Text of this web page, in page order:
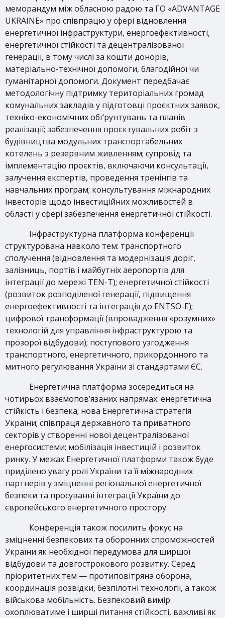
меморандум між обласною радою та ГО «ADVANTAGE
UKRAINE» про співпрацю у сфері відновлення
енергетичної інфраструктури, енергоефективності,
енергетичної стійкості та децентралізованої
генерації, в тому числі за кошти донорів,
матеріально-технічної допомоги, благодійної чи
гуманітарної допомоги. Документ передбачає
методологічну підтримку територіальних громад
комунальних закладів у підготовці проєктних заявок,
техніко-економічних обґрунтувань та планів
реалізації; забезпечення проєктувальних робіт з
будівництва модульних транспортабельних
котелень з резервним живленням; супровід та
імплементацію проєктів, включаючи консультації,
залучення експертів, проведення тренінгів та
навчальних програм; консультування міжнародних
інвесторів щодо інвестиційних можливостей в
області у сфері забезпечення енергетичної стійкості.
Інфраструктурна платформа конференції
структурована навколо тем: транспортного
сполучення (відновлення та модернізація доріг,
залізниць, портів і майбутніх аеропортів для
інтеграції до мережі TEN-T); енергетичної стійкості
(розвиток розподіленої генерації, підвищення
енергоефективності та інтеграція до ENTSO-E);
цифрової трансформації (впровадження «розумних»
технологій для управління інфраструктурою та
прозорої відбудови); поступового узгодження
транспортного, енергетичного, прикордонного та
митного регулювання України зі стандартами ЄС.
Енергетична платформа зосередиться на
чотирьох взаємопов’язаних напрямах: енергетична
стійкість і безпека; нова Енергетична стратегія
України; співпраця державного та приватного
секторів у створенні нової децентралізованої
енергосистеми; мобілізація інвестицій і розвиток
ринку. У межах Енергетичної платформи також буде
приділено увагу ролі України та її міжнародних
партнерів у зміцненні регіональної енергетичної
безпеки та просуванні інтеграції України до
європейського енергетичного простору.
Конференція також посилить фокус на
зміцненні безпекових та оборонних спроможностей
України як необхідної передумова для ширшої
відбудови та довгострокового розвитку. Серед
пріоритетних тем — протиповітряна оборона,
координація розвідки, безпілотні технології, а також
військова мобільність. Безпековий вимір
охоплюватиме і ширші питання стійкості, важливі як